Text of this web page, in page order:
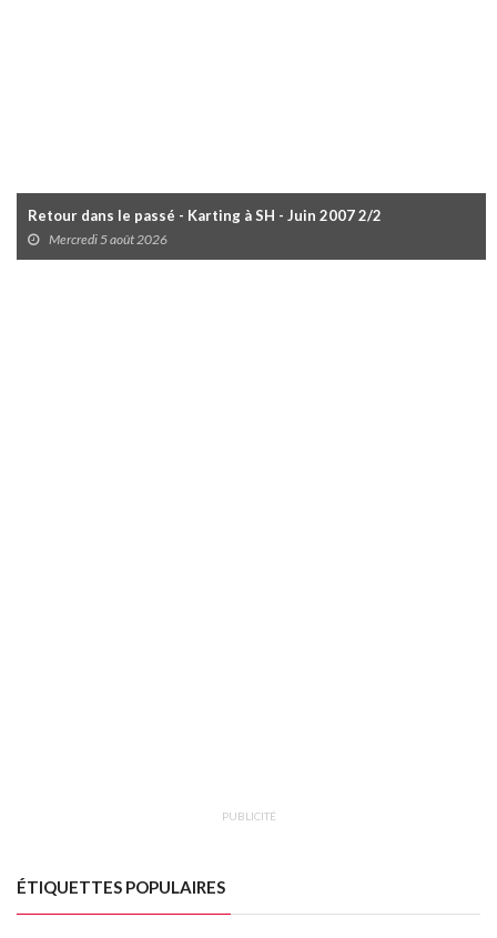
Retour dans le passé - Karting à SH - Juin 2007 2/2
Mercredi 5 août 2026
PUBLICITÉ
ÉTIQUETTES POPULAIRES